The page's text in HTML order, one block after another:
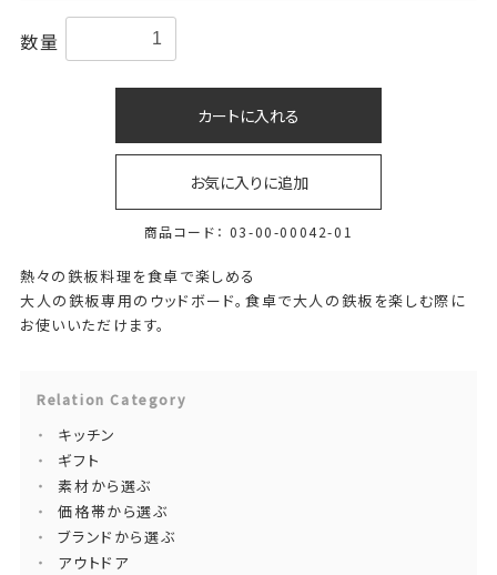
数量
カートに入れる
お気に入りに追加
商品コード： 03-00-00042-01
熱々の鉄板料理を食卓で楽しめる
大人の鉄板専用のウッドボード。食卓で大人の鉄板を楽しむ際に
お使いいただけます。
Relation Category
キッチン
ギフト
素材から選ぶ
価格帯から選ぶ
ブランドから選ぶ
アウトドア